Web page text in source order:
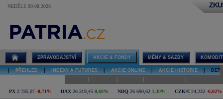
NEDĚLE 09.08.2026
Home Depot
ZPRAVODAJSTVÍ AKCIE & FONDY MĚNY & SAZBY
PŘEHLED INDEXY A FUTURES AKCIE ONLINE AKCIE HISTORIE
PX 2 785,07 -0,71% DAX 26 319,45 0,69% NDQ 26 690,62 1,30% CZK/€ 24,232 -0,02%